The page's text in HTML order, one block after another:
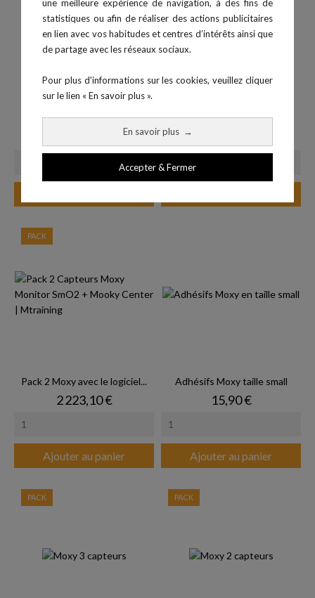
une meilleure expérience de navigation, à des fins de
statistiques ou afin de réaliser des actions publicitaires
en lien avec vos habitudes et centres d’intérêts ainsi que
de partage avec les réseaux sociaux.
Pour plus d'informations sur les cookies, veuillez cliquer
sur le lien « En savoir plus ».
En savoir plus →
Accepter & Fermer
Moxy Pack 3 Moxy avec le logiciel...
Pack 2 Moxy avec le logiciel...
Prix
2 223,10 €
Ajouter au panier
PACK
Adhésifs Moxy taille small
Prix
15,90 €
Ajouter au panier
PACK PACK